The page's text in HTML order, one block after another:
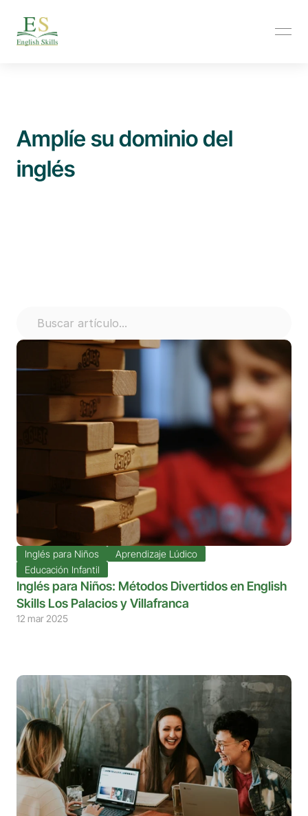
Amplíe su dominio del
inglés
Buscar artículo...
Inglés para Niños
Aprendizaje Lúdico
Educación Infantil
Inglés para Niños: Métodos Divertidos en English
Skills Los Palacios y Villafranca
12 mar 2025